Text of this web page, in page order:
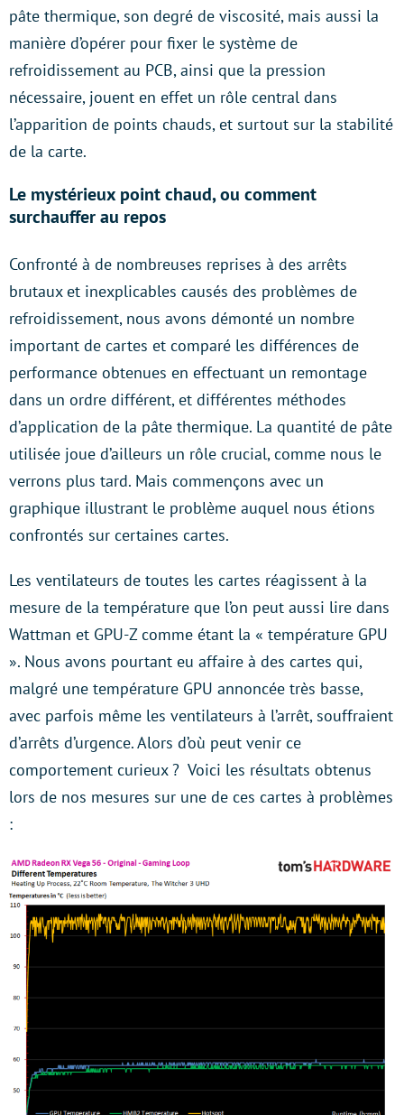
pâte thermique, son degré de viscosité, mais aussi la
manière d’opérer pour fixer le système de
refroidissement au PCB, ainsi que la pression
nécessaire, jouent en effet un rôle central dans
l’apparition de points chauds, et surtout sur la stabilité
de la carte.
Le mystérieux point chaud, ou comment
surchauffer au repos
Confronté à de nombreuses reprises à des arrêts
brutaux et inexplicables causés des problèmes de
refroidissement, nous avons démonté un nombre
important de cartes et comparé les différences de
performance obtenues en effectuant un remontage
dans un ordre différent, et différentes méthodes
d’application de la pâte thermique. La quantité de pâte
utilisée joue d’ailleurs un rôle crucial, comme nous le
verrons plus tard. Mais commençons avec un
graphique illustrant le problème auquel nous étions
confrontés sur certaines cartes.
Les ventilateurs de toutes les cartes réagissent à la
mesure de la température que l’on peut aussi lire dans
Wattman et GPU-Z comme étant la « température GPU
». Nous avons pourtant eu affaire à des cartes qui,
malgré une température GPU annoncée très basse,
avec parfois même les ventilateurs à l’arrêt, souffraient
d’arrêts d’urgence. Alors d’où peut venir ce
comportement curieux ? Voici les résultats obtenus
lors de nos mesures sur une de ces cartes à problèmes
: